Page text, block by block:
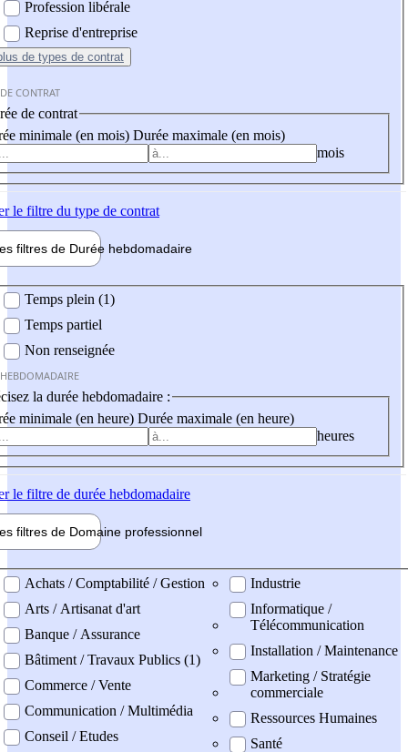
Profession libérale
Reprise d'entreprise
de types de contrat
CONTRAT
de contrat
minimale (en mois) Durée maximale (en mois)
mois
le filtre du type de contrat
filtres de Durée hebdomadaire
Temps plein (1)
Temps partiel
Non renseignée
la durée hebdomadaire :
minimale (en heure) Durée maximale (en heure)
heures
le filtre de durée hebdomadaire
filtres de Domaine professionnel
professionel
Achats / Comptabilité / Gestion
Arts / Artisanat d'art
Banque / Assurance
Bâtiment / Travaux Publics (1)
Commerce / Vente
Communication / Multimédia
Conseil / Etudes
Industrie
Informatique /
Télécommunication
Installation / Maintenance
Marketing / Stratégie
commerciale
Ressources Humaines
Santé